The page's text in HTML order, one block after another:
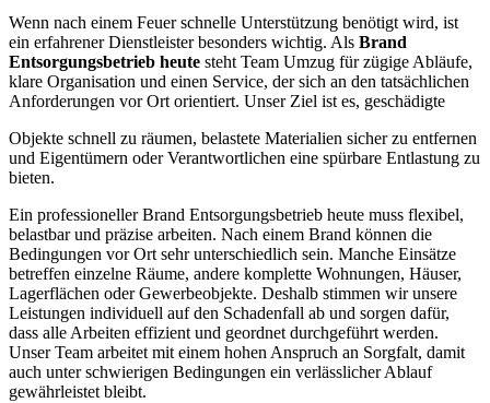
Wenn nach einem Feuer schnelle Unterstützung benötigt wird, ist
ein erfahrener Dienstleister besonders wichtig. Als Brand
Entsorgungsbetrieb heute steht Team Umzug für zügige Abläufe,
klare Organisation und einen Service, der sich an den tatsächlichen
Anforderungen vor Ort orientiert. Unser Ziel ist es, geschädigte
Objekte schnell zu räumen, belastete Materialien sicher zu entfernen
und Eigentümern oder Verantwortlichen eine spürbare Entlastung zu
bieten.
Ein professioneller Brand Entsorgungsbetrieb heute muss flexibel,
belastbar und präzise arbeiten. Nach einem Brand können die
Bedingungen vor Ort sehr unterschiedlich sein. Manche Einsätze
betreffen einzelne Räume, andere komplette Wohnungen, Häuser,
Lagerflächen oder Gewerbeobjekte. Deshalb stimmen wir unsere
Leistungen individuell auf den Schadenfall ab und sorgen dafür,
dass alle Arbeiten effizient und geordnet durchgeführt werden.
Unser Team arbeitet mit einem hohen Anspruch an Sorgfalt, damit
auch unter schwierigen Bedingungen ein verlässlicher Ablauf
gewährleistet bleibt.